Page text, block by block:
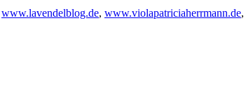
www.lavendelblog.de, www.violapatriciaherrmann.de,